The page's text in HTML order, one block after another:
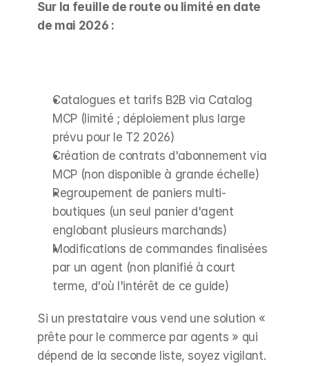
Sur la feuille de route ou limité en date
de mai 2026 :
Catalogues et tarifs B2B via Catalog
MCP (limité ; déploiement plus large
prévu pour le T2 2026)
Création de contrats d'abonnement via
MCP (non disponible à grande échelle)
Regroupement de paniers multi-
boutiques (un seul panier d'agent
englobant plusieurs marchands)
Modifications de commandes finalisées
par un agent (non planifié à court
terme, d'où l'intérêt de ce guide)
Si un prestataire vous vend une solution «
prête pour le commerce par agents » qui
dépend de la seconde liste, soyez vigilant.